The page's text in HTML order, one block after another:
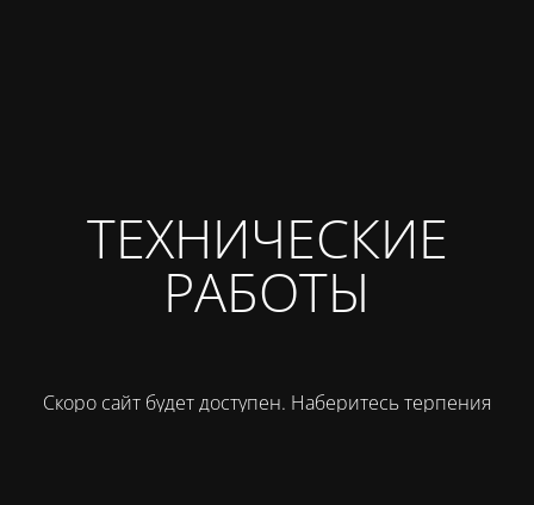
ТЕХНИЧЕСКИЕ
РАБОТЫ
Скоро сайт будет доступен. Наберитесь терпения